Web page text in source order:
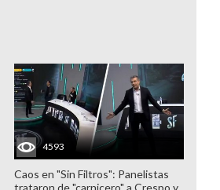
4593
Caos en "Sin Filtros": Panelistas
trataron de "carnicero" a Crespo y